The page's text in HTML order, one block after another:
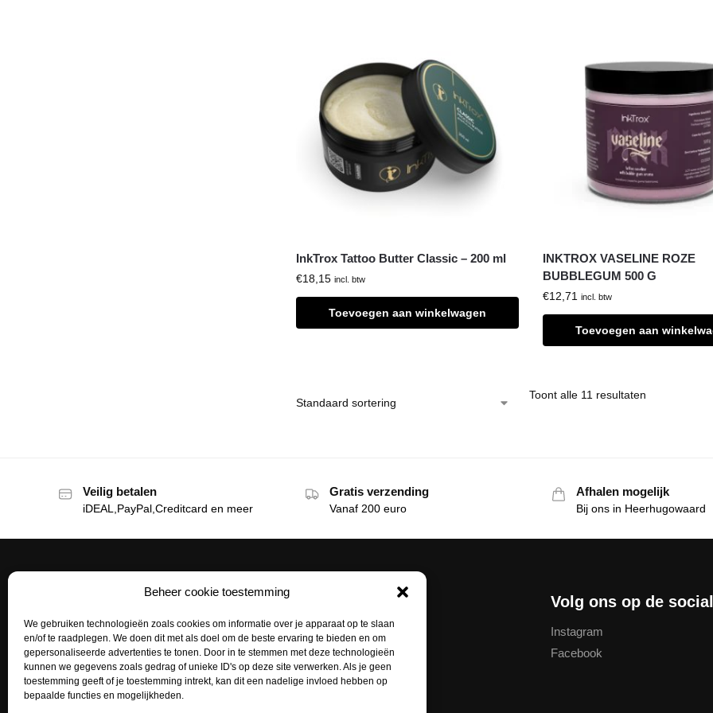
Beheer cookie toestemming
We gebruiken technologieën zoals cookies om informatie over je apparaat op te slaan
en/of te raadplegen. We doen dit met als doel om de beste ervaring te bieden en om
gepersonaliseerde advertenties te tonen. Door in te stemmen met deze technologieën
kunnen we gegevens zoals gedrag of unieke ID's op deze site verwerken. Als je geen
toestemming geeft of je toestemming intrekt, kan dit een nadelige invloed hebben op
bepaalde functies en mogelijkheden.
InkTrox Tattoo Butter Classic – 200 ml
€18,15 incl. btw
Toevoegen aan winkelwagen
INKTROX VASELINE ROZE
BUBBLEGUM 500 G
€12,71 incl. btw
Toevoegen aan
Toont alle 11 resultaten
Veilig betalen
iDEAL,PayPal,Creditcard en meer
Gratis verzending
Vanaf 200 euro
Afhalen mogelijk
Bij ons in Heerhugowaard
Het Tattoohuys
Een complete inrichting voor je
tattoostudio uitzoeken of het aanvullen
van je voorraad tattoo supplies: het kan
allemaal bij het Tattoohuys, dé
groothandel voor al jouw supplies.
Klantenservice
Bestellen
Betaalmethodes
Mijn account
Volg ons op de
Instagram
Facebook